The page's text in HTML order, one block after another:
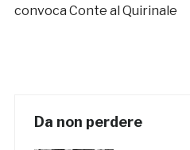
convoca Conte al Quirinale
Da non perdere